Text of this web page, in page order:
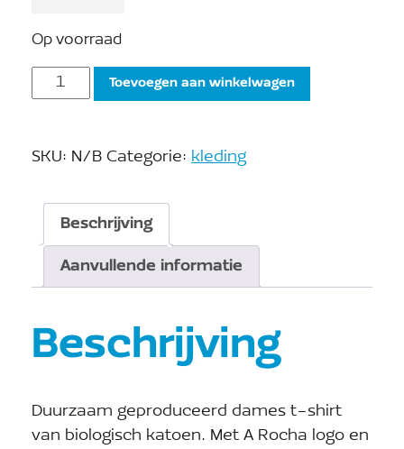
Op voorraad
Toevoegen aan winkelwagen
SKU: N/B Categorie: kleding
Beschrijving
Aanvullende informatie
Beschrijving
Duurzaam geproduceerd dames t-shirt
van biologisch katoen. Met A Rocha logo en